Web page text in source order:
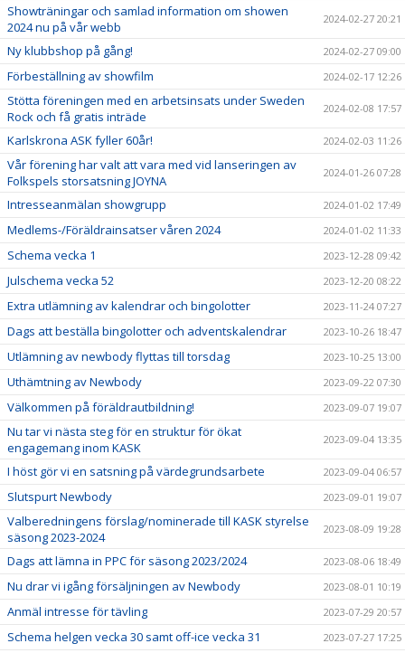
Showträningar och samlad information om showen
2024 nu på vår webb
2024-02-27 20:21
Ny klubbshop på gång! 2024-02-27 09:00
Förbeställning av showfilm 2024-02-17 12:26
Stötta föreningen med en arbetsinsats under Sweden
Rock och få gratis inträde
2024-02-08 17:57
Karlskrona ASK fyller 60år! 2024-02-03 11:26
Vår förening har valt att vara med vid lanseringen av
Folkspels storsatsning JOYNA
2024-01-26 07:28
Intresseanmälan showgrupp 2024-01-02 17:49
Medlems-/Föräldrainsatser våren 2024 2024-01-02 11:33
Schema vecka 1 2023-12-28 09:42
Julschema vecka 52 2023-12-20 08:22
Extra utlämning av kalendrar och bingolotter 2023-11-24 07:27
Dags att beställa bingolotter och adventskalendrar 2023-10-26 18:47
Utlämning av newbody flyttas till torsdag 2023-10-25 13:00
Uthämtning av Newbody 2023-09-22 07:30
Välkommen på föräldrautbildning! 2023-09-07 19:07
Nu tar vi nästa steg för en struktur för ökat
engagemang inom KASK
2023-09-04 13:35
I höst gör vi en satsning på värdegrundsarbete 2023-09-04 06:57
Slutspurt Newbody 2023-09-01 19:07
Valberedningens förslag/nominerade till KASK styrelse
säsong 2023-2024
2023-08-09 19:28
Dags att lämna in PPC för säsong 2023/2024 2023-08-06 18:49
Nu drar vi igång försäljningen av Newbody 2023-08-01 10:19
Anmäl intresse för tävling 2023-07-29 20:57
Schema helgen vecka 30 samt off-ice vecka 31 2023-07-27 17:25